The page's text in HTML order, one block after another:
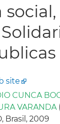
social,
site
CUNCA
VARANDA
Brasil, 2009